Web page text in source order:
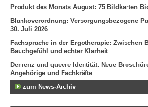
Produkt des Monats August: 75 Bildkarten
Blankoverordnung: Versorgungsbezogene
30. Juli 2026
Fachsprache in der Ergotherapie: Zwischen
Bauchgefühl und echter Klarheit
Demenz und queere Identität: Neue
Angehörige und Fachkräfte
zum News-Archiv